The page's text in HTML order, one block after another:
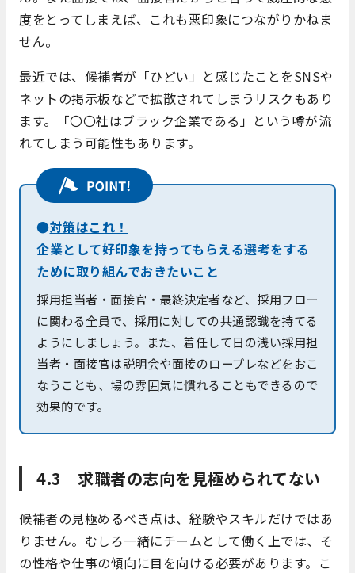
度をとってしまえば、これも悪印象につながりかねま
せん。
最近では、候補者が「ひどい」と感じたことをSNSや
ネットの掲示板などで拡散されてしまうリスクもあり
ます。「〇〇社はブラック企業である」という噂が流
れてしまう可能性もあります。
●対策はこれ！
企業として好印象を持ってもらえる選考をする
ために取り組んでおきたいこと
採用担当者・面接官・最終決定者など、採用フロー
に関わる全員で、採用に対しての共通認識を持てる
ようにしましょう。また、着任して日の浅い採用担
当者・面接官は説明会や面接のロープレなどをおこ
なうことも、場の雰囲気に慣れることもできるので
効果的です。
4.3 求職者の志向を見極められてない
候補者の見極めるべき点は、経験やスキルだけではあ
りません。むしろ一緒にチームとして働く上では、そ
の性格や仕事の傾向に目を向ける必要があります。こ